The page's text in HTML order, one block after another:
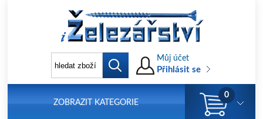
Můj účet
Přihlásit se
ZOBRAZIT KATEGORIE
0